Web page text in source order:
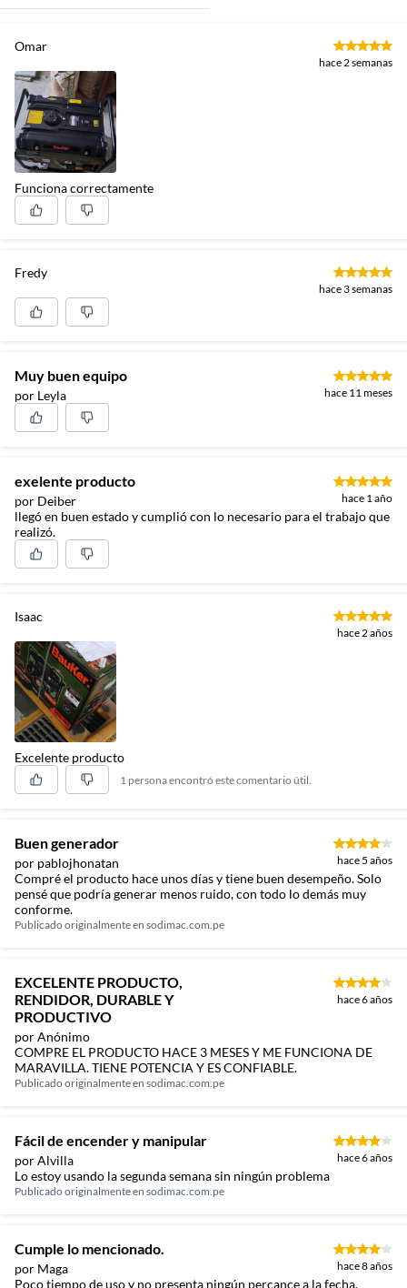
Omar
hace 2 semanas
Funciona correctamente
Fredy
hace 3 semanas
Muy buen equipo
por Leyla hace 11 meses
exelente producto
por Deiber hace 1 año
llegó en buen estado y cumplió con lo necesario para el trabajo que
realizó.
Isaac
hace 2 años
Excelente producto
1 persona encontró este comentario útil.
Buen generador
por pablojhonatan hace 5 años
Compré el producto hace unos días y tiene buen desempeño. Solo
pensé que podría generar menos ruido, con todo lo demás muy
conforme.
Publicado originalmente en sodimac.com.pe
EXCELENTE PRODUCTO,
RENDIDOR, DURABLE Y
PRODUCTIVO
por Anónimo
hace 6 años
COMPRE EL PRODUCTO HACE 3 MESES Y ME FUNCIONA DE
MARAVILLA. TIENE POTENCIA Y ES CONFIABLE.
Publicado originalmente en sodimac.com.pe
Fácil de encender y manipular
por Alvilla hace 6 años
Lo estoy usando la segunda semana sin ningún problema
Publicado originalmente en sodimac.com.pe
Cumple lo mencionado.
por Maga hace 8 años
Poco tiempo de uso y no presenta ningún percance a la fecha.